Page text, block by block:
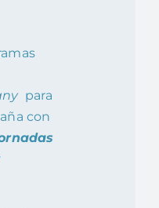
para
con